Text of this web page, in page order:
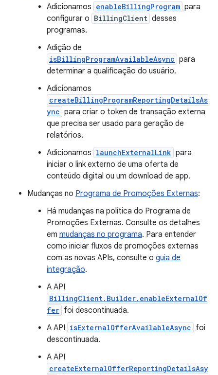
Adicionamos enableBillingProgram para
configurar o BillingClient desses
programas.
Adição de
isBillingProgramAvailableAsync para
determinar a qualificação do usuário.
Adicionamos
createBillingProgramReportingDetailsAs
ync para criar o token de transação externa
que precisa ser usado para geração de
relatórios.
Adicionamos launchExternalLink para
iniciar o link externo de uma oferta de
conteúdo digital ou um download de app.
Mudanças no Programa de Promoções Externas:
Há mudanças na política do Programa de
Promoções Externas. Consulte os detalhes
em mudanças no programa. Para entender
como iniciar fluxos de promoções externas
com as novas APIs, consulte o guia de
integração.
A API
BillingClient.Builder.enableExternalOf
fer foi descontinuada.
A API isExternalOfferAvailableAsync foi
descontinuada.
A API
createExternalOfferReportingDetailsAsy